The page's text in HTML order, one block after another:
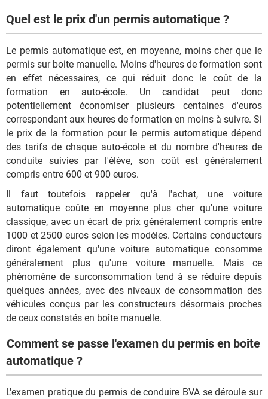
Quel est le prix d'un permis automatique ?
Le permis automatique est, en moyenne, moins cher que le
permis sur boite manuelle. Moins d'heures de formation sont
en effet nécessaires, ce qui réduit donc le coût de la
formation en auto-école. Un candidat peut donc
potentiellement économiser plusieurs centaines d'euros
correspondant aux heures de formation en moins à suivre. Si
le prix de la formation pour le permis automatique dépend
des tarifs de chaque auto-école et du nombre d'heures de
conduite suivies par l'élève, son coût est généralement
compris entre 600 et 900 euros.
Il faut toutefois rappeler qu'à l'achat, une voiture
automatique coûte en moyenne plus cher qu'une voiture
classique, avec un écart de prix généralement compris entre
1000 et 2500 euros selon les modèles. Certains conducteurs
diront également qu'une voiture automatique consomme
généralement plus qu'une voiture manuelle. Mais ce
phénomène de surconsommation tend à se réduire depuis
quelques années, avec des niveaux de consommation des
véhicules conçus par les constructeurs désormais proches
de ceux constatés en boîte manuelle.
Comment se passe l'examen du permis en boite
automatique ?
L'examen pratique du permis de conduire BVA se déroule sur